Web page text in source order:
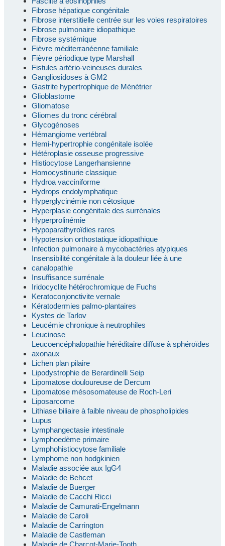
Fibrose hépatique congénitale
Fibrose interstitielle centrée sur les voies respiratoires
Fibrose pulmonaire idiopathique
Fibrose systémique
Fièvre méditerranéenne familiale
Fièvre périodique type Marshall
Fistules artério-veineuses durales
Gangliosidoses à GM2
Gastrite hypertrophique de Ménétrier
Glioblastome
Gliomatose
Gliomes du tronc cérébral
Glycogénoses
Hémangiome vertébral
Hemi-hypertrophie congénitale isolée
Hétéroplasie osseuse progressive
Histiocytose Langerhansienne
Homocystinurie classique
Hydroa vacciniforme
Hydrops endolymphatique
Hyperglycinémie non cétosique
Hyperplasie congénitale des surrénales
Hyperprolinémie
Hypoparathyroïdies rares
Hypotension orthostatique idiopathique
Infection pulmonaire à mycobactéries atypiques
Insensibilité congénitale à la douleur liée à une
canalopathie
Insuffisance surrénale
Iridocyclite hétérochromique de Fuchs
Keratoconjonctivite vernale
Kératodermies palmo-plantaires
Kystes de Tarlov
Leucémie chronique à neutrophiles
Leucinose
Leucoencéphalopathie héréditaire diffuse à sphéroïdes
axonaux
Lichen plan pilaire
Lipodystrophie de Berardinelli Seip
Lipomatose douloureuse de Dercum
Lipomatose mésosomateuse de Roch-Leri
Liposarcome
Lithiase biliaire à faible niveau de phospholipides
Lupus
Lymphangectasie intestinale
Lymphoedème primaire
Lymphohistiocytose familiale
Lymphome non hodgkinien
Maladie associée aux IgG4
Maladie de Behcet
Maladie de Buerger
Maladie de Cacchi Ricci
Maladie de Camurati-Engelmann
Maladie de Caroli
Maladie de Carrington
Maladie de Castleman
Maladie de Charcot-Marie-Tooth